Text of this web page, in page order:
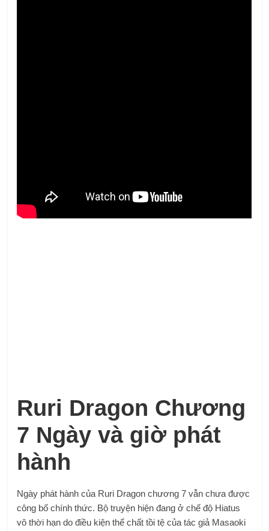
Ruri Dragon Chương
7 Ngày và giờ phát
hành
Ngày phát hành của Ruri Dragon chương 7 vẫn chưa được
công bố chính thức. Bộ truyện hiện đang ở chế độ Hiatus
vô thời hạn do điều kiện thể chất tồi tệ của tác giả Masaoki